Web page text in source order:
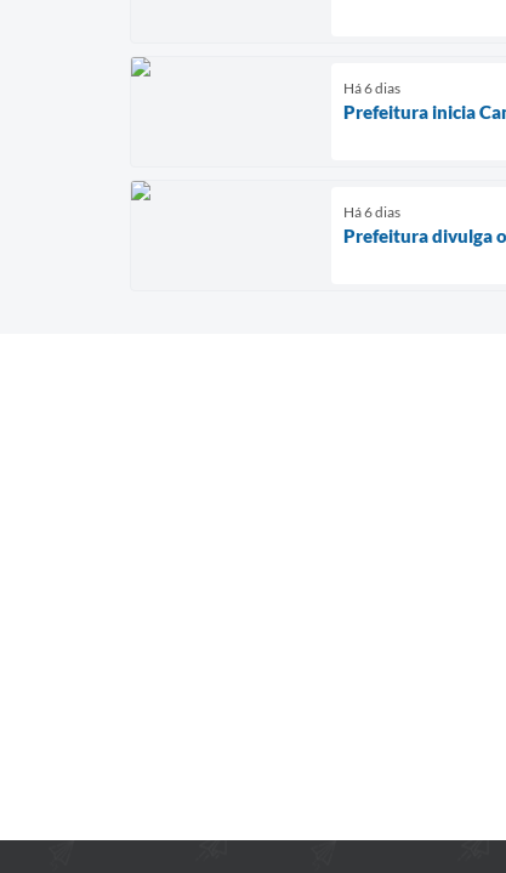
Há 6 dias
Prefeitura inicia
Há 6 dias
Prefeitura divulga